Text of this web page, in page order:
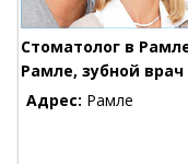
Стоматолог в
Рамле, зубной
Адрес: Рамле